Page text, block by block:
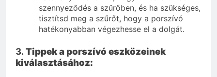
szennyeződés a szűrőben, és ha szükséges,
tisztítsd meg a szűrőt, hogy a porszívó
hatékonyabban végezhesse el a dolgát.
3.Tippek a porszívó eszközeinek
kiválasztásához: